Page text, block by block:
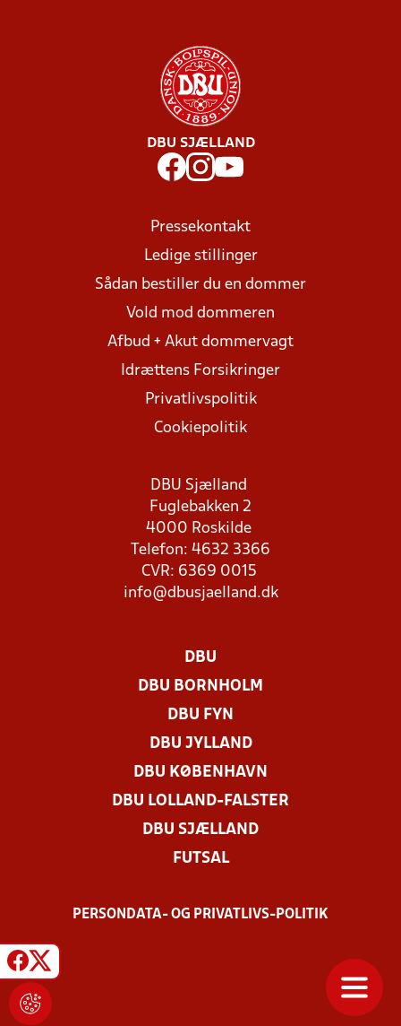
DBU SJÆLLAND
Pressekontakt
Ledige stillinger
Sådan bestiller du en dommer
Vold mod dommeren
Afbud + Akut dommervagt
Idrættens Forsikringer
Privatlivspolitik
Cookiepolitik
DBU Sjælland
Fuglebakken 2
4000 Roskilde
Telefon: 4632 3366
CVR: 6369 0015
info@dbusjaelland.dk
DBU
DBU BORNHOLM
DBU FYN
DBU JYLLAND
DBU KØBENHAVN
DBU LOLLAND-FALSTER
DBU SJÆLLAND
FUTSAL
PERSONDATA- OG PRIVATLIVS-POLITIK